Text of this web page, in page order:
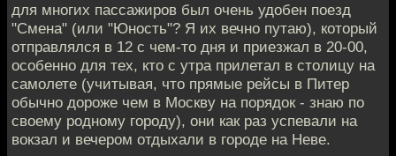
для многих пассажиров был очень удобен поезд
"Смена" (или "Юность"? Я их вечно путаю), который
отправлялся в 12 с чем-то дня и приезжал в 20-00,
особенно для тех, кто с утра прилетал в столицу на
самолете (учитывая, что прямые рейсы в Питер
обычно дороже чем в Москву на порядок - знаю по
своему родному городу), они как раз успевали на
вокзал и вечером отдыхали в городе на Неве.